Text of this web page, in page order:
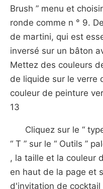
Brush ” menu et
ronde comme n ° 9.
de martini, qui est
inversé sur un bâton
Mettez des couleurs
de liquide sur le verre
couleur de peinture
13
Cliquez sur le “
“ T ” sur le “ Outils ”
, la taille et la couleur
en haut de la page et
d'invitation de cocktail